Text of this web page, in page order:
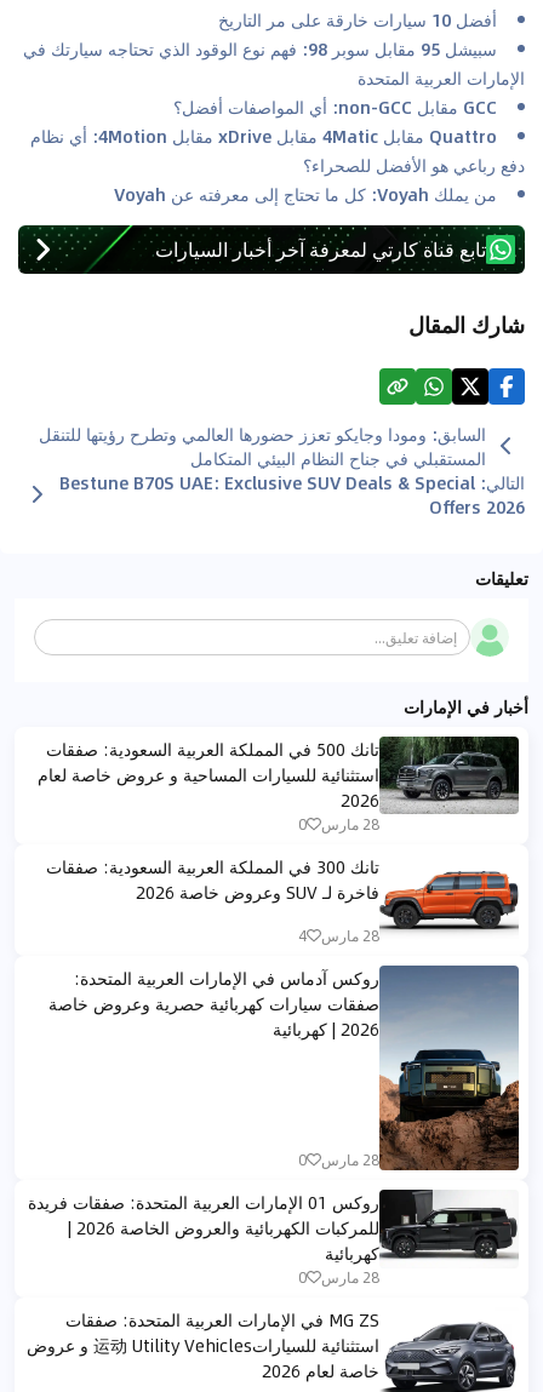
أفضل 10 سيارات خارقة على مر التاريخ
سبيشل 95 مقابل سوبر 98: فهم نوع الوقود الذي تحتاجه سيارتك في
الإمارات العربية المتحدة
GCC مقابل non-GCC: أي المواصفات أفضل؟
Quattro مقابل 4Matic مقابل xDrive مقابل 4Motion: أي نظام
دفع رباعي هو الأفضل للصحراء؟
من يملك Voyah: كل ما تحتاج إلى معرفته عن Voyah
تابع قناة كارتي لمعرفة آخر أخبار السيارات
شارك المقال
السابق: ومودا وجايكو تعزز حضورها العالمي وتطرح رؤيتها للتنقل
المستقبلي في جناح النظام البيئي المتكامل
التالي:
Bestune B70S UAE: Exclusive SUV Deals & Special
Offers 2026
تعليقات
إضافة تعليق...
أخبار في الإمارات
تانك 500 في المملكة العربية السعودية: صفقات
استثنائية للسيارات المساحية و عروض خاصة لعام
2026
28 مارس 0
تانك 300 في المملكة العربية السعودية: صفقات
فاخرة لـ SUV وعروض خاصة 2026
28 مارس 4
روكس آدماس في الإمارات العربية المتحدة:
صفقات سيارات كهربائية حصرية وعروض خاصة
2026 | كهربائية
28 مارس 0
روكس 01 الإمارات العربية المتحدة: صفقات فريدة
للمركبات الكهربائية والعروض الخاصة 2026 |
كهربائية
28 مارس 0
MG ZS في الإمارات العربية المتحدة: صفقات
استثنائية للسيارات运动 Utility Vehicles و عروض
خاصة لعام 2026